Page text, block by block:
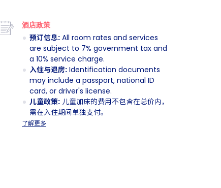
酒店政策
预订信息: All room rates and services
are subject to 7% government tax and
a 10% service charge.
入住与退房: Identification documents
may include a passport, national ID
card, or driver's license.
儿童政策: 儿童加床的费用不包含在总价内，
需在入住期间单独支付。
了解更多